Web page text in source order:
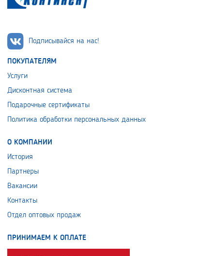
Подписывайся на нас!
ПОКУПАТЕЛЯМ
Услуги
Дисконтная система
Подарочные сертификаты
Политика обработки персональных данных
О КОМПАНИИ
История
Партнеры
Вакансии
Контакты
Отдел оптовых продаж
ПРИНИМАЕМ К ОПЛАТЕ